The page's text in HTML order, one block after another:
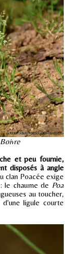
et peu fournie,
disposés à angle
clan Poacée exige
le chaume de Poa
au toucher,
ligule courte